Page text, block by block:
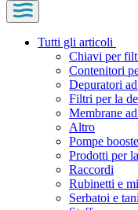
Tutti gli articoli
Chiavi per
Contenitori
Depuratori
Filtri per la
Membrane
Altro
Pompe
Prodotti per
Raccordi
Rubinetti e
Serbatoi e